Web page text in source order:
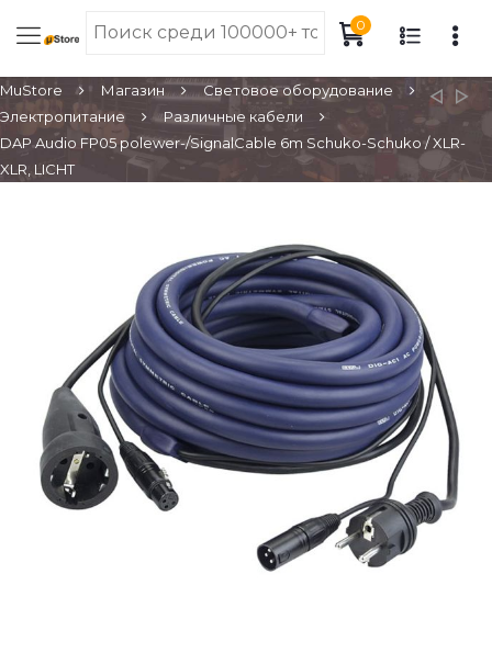
0
MuStore Магазин
Световое оборудование
Электропитание
Различные кабели
DAP Audio FP05 polewer-/SignalCable 6m Schuko-Schuko / XLR-
XLR, LICHT